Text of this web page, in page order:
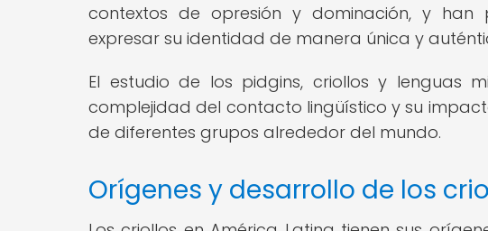
contextos de opresión y dominación, y
expresar su identidad de manera única y
El estudio de los pidgins, criollos y lenguas
complejidad del contacto lingüístico y su
de diferentes grupos alrededor del mundo.
Orígenes y desarrollo de los